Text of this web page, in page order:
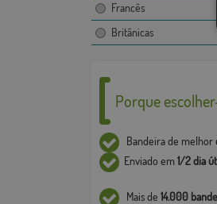
Francês
Britânicas
Porque escolher-
Bandeira de melhor
Enviado em1/2 dia
Mais de 14.000